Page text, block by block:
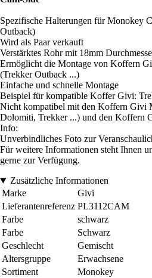
Spezifische Halterungen für Monokey
Outback)
Wird als Paar verkauft
Verstärktes Rohr mit 18mm
Ermöglicht die Montage von Koffern
(Trekker Outback ...)
Einfache und schnelle Montage
Beispiel für kompatible Koffer Givi:
Nicht kompatibel mit den Koffern Givi
Dolomiti, Trekker ...) und den Koffern
Info:
Unverbindliches Foto zur
Für weitere Informationen steht Ihnen
gerne zur Verfügung.
Zusätzliche Informationen
Marke
Givi
Lieferantenreferenz PL3112CAM
Farbe
schwarz
Farbe
Schwarz
Geschlecht
Gemischt
Altersgruppe
Erwachsene
Sortiment
Monokey